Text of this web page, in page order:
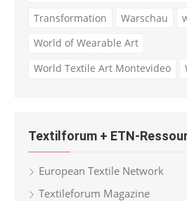
Transformation
Warschau
World of Wearable Art
World Textile Art Montevideo
Textilforum + ETN-
European Textile Network
Textileforum Magazine